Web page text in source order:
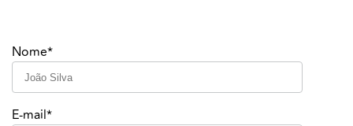
Nome*
E-mail*